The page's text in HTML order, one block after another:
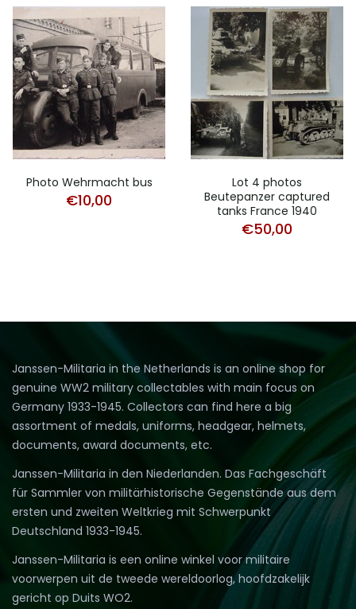
Photo Wehrmacht bus
€10,00
Lot 4 photos
Beutepanzer captured
tanks France 1940
€50,00
Janssen-Militaria in the Netherlands is an online shop for
genuine WW2 military collectables with main focus on
Germany 1933-1945. Collectors can find here a big
assortment of medals, uniforms, headgear, helmets,
documents, award documents, etc.
Janssen-Militaria in den Niederlanden. Das Fachgeschäft
für Sammler von militärhistorische Gegenstände aus dem
ersten und zweiten Weltkrieg mit Schwerpunkt
Deutschland 1933-1945.
Janssen-Militaria is een online winkel voor militaire
voorwerpen uit de tweede wereldoorlog, hoofdzakelijk
gericht op Duits WO2.